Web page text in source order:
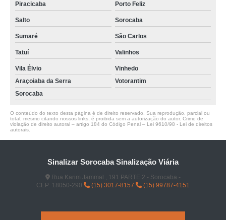
Piracicaba Porto Feliz
Salto Sorocaba
Sumaré São Carlos
Tatuí Valinhos
Vila Élvio
Vinhedo
Araçoiaba da Serra
Votorantim
Sorocaba
O conteúdo do texto desta página é de direito reservado. Sua reprodução, parcial ou
total, mesmo citando nossos links, é proibida sem a autorização do autor. Crime de
violação de direito autoral – artigo 184 do Código Penal – Lei 9610/98 - Lei de direitos
autorais
Sinalizar Sorocaba Sinalização Viária
Rua Karim Jammal , 191 PARTE 2 - Sorocaba -
CEP: 18050-290
(15) 3017-8157 (15) 99787-4151